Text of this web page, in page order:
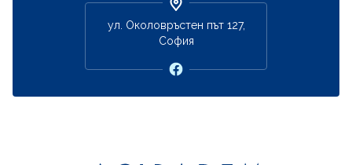
ул. Околовръстен път 127,
София